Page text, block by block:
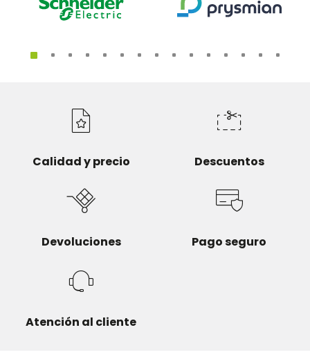
Calidad y precio Descuentos
Devoluciones Pago seguro
Atención al cliente